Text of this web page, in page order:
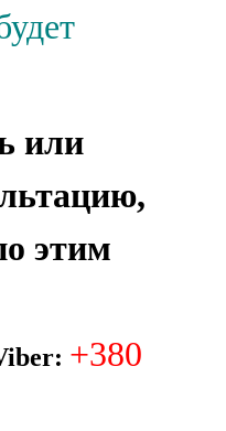
или
этим
+380